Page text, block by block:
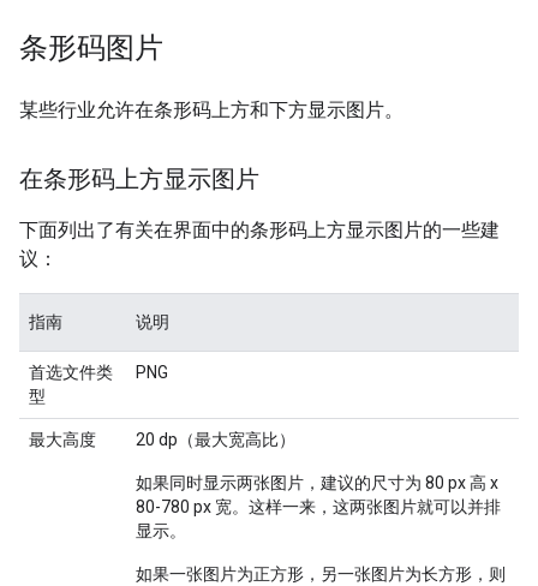
条形码图片
某些行业允许在条形码上方和下方显示图片。
在条形码上方显示图片
下面列出了有关在界面中的条形码上方显示图片的一些建
议：
指南 说明
首选文件类
型
PNG
最大高度 20 dp（最大宽高比）
如果同时显示两张图片，建议的尺寸为 80 px 高 x
80-780 px 宽。这样一来，这两张图片就可以并排
显示。
如果一张图片为正方形，另一张图片为长方形，则